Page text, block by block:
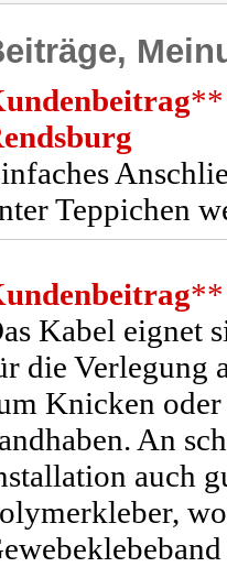
**
Teppichen
**
Kabel eignet
die Verlegung
Knicken
An
auch